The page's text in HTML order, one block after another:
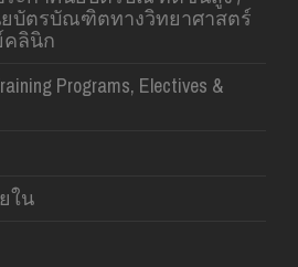
บัตรบัณฑิตทางวิทยาศาสตร์
ลินิก
Programs, Electives &
ใน